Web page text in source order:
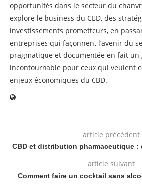
opportunités dans le secteur du
explore le business du CBD, des
investissements prometteurs, en
entreprises qui façonnent l’avenir du
pragmatique et documentée en fait un
incontournable pour ceux qui veulent
enjeux économiques du CBD.
article précédent
CBD et distribution pharmaceutique :
article suivant
Comment faire un cocktail sans